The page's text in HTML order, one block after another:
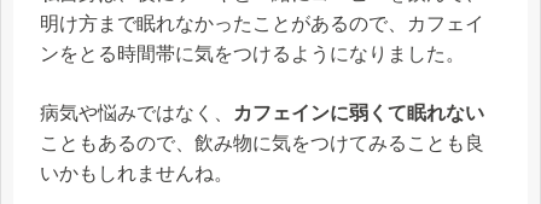
明け方まで眠れなかったことがあるので、カフェイ
ンをとる時間帯に気をつけるようになりました。
病気や悩みではなく、
カフェインに弱くて眠れない
こともあるので、飲み物に気をつけてみることも良
いかもしれませんね。